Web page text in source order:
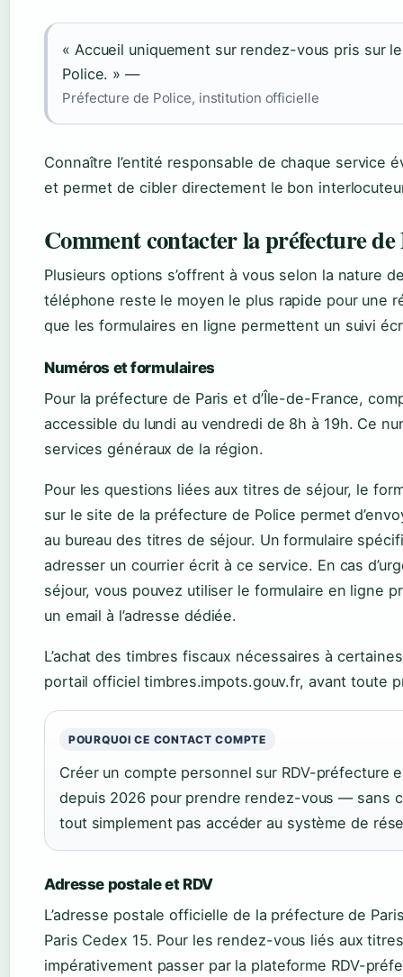
« Accueil uniquement sur rendez-vous pris sur
Police. » —
Préfecture de Police, institution officielle
Connaître l’entité responsable de chaque service
et permet de cibler directement le bon
Comment contacter la préfecture de
Plusieurs options s’offrent à vous selon la nature
téléphone reste le moyen le plus rapide pour une
que les formulaires en ligne permettent un suivi
Numéros et formulaires
Pour la préfecture de Paris et d’Île-de-France,
accessible du lundi au vendredi de 8h à 19h. Ce
services généraux de la région.
Pour les questions liées aux titres de séjour, le
sur le site de la préfecture de Police permet
au bureau des titres de séjour. Un formulaire
adresser un courrier écrit à ce service. En cas
séjour, vous pouvez utiliser le formulaire en ligne
un email à l’adresse dédiée.
L’achat des timbres fiscaux nécessaires à
portail officiel timbres.impots.gouv.fr, avant toute
POURQUOI CE CONTACT COMPTE
Créer un compte personnel sur RDV-préfecture
depuis 2026 pour prendre rendez-vous — sans
tout simplement pas accéder au système de
Adresse postale et RDV
L’adresse postale officielle de la préfecture de
Paris Cedex 15. Pour les rendez-vous liés aux
impérativement passer par la plateforme RDV-